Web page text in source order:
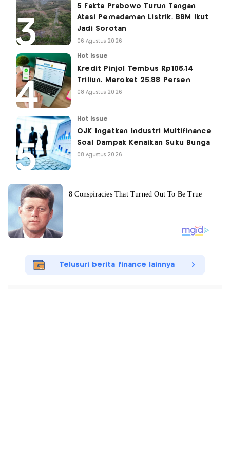
5 Fakta Prabowo Turun Tangan
Atasi Pemadaman Listrik, BBM Ikut
Jadi Sorotan
06 Agustus 2026
Hot Issue
Kredit Pinjol Tembus Rp105,14
Triliun, Meroket 25,88 Persen
08 Agustus 2026
Hot Issue
OJK Ingatkan Industri Multifinance
Soal Dampak Kenaikan Suku Bunga
08 Agustus 2026
Telusuri berita finance lainnya